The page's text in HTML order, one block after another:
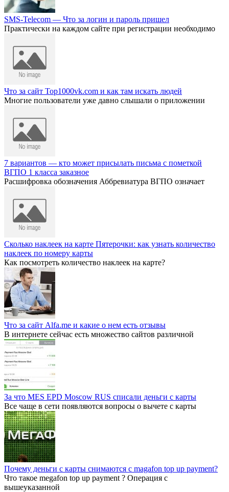
SMS-Telecom — Что за логин и пароль пришел
Практически на каждом сайте при регистрации необходимо
Что за сайт Top1000vk.com и как там искать людей
Многие пользователи уже давно слышали о приложении
7 вариантов — кто может присылать письма с пометкой
ВГПО 1 класса заказное
Расшифровка обозначения Аббревиатура ВГПО означает
Сколько наклеек на карте Пятерочки: как узнать количество
наклеек по номеру карты
Как посмотреть количество наклеек на карте?
Что за сайт Alfa.me и какие о нем есть отзывы
В интернете сейчас есть множество сайтов различной
За что MES EPD Moscow RUS списали деньги с карты
Все чаще в сети появляются вопросы о вычете с карты
Почему деньги с карты снимаются с magafon top up payment?
Что такое megafon top up payment ? Операция с
вышеуказанной